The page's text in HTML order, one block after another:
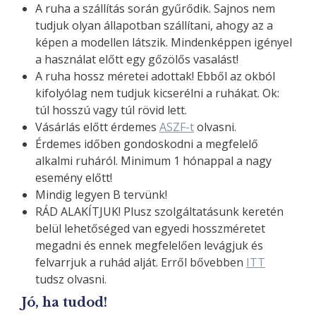
A ruha a szállítás során gyűrődik. Sajnos nem
tudjuk olyan állapotban szállítani, ahogy az a
képen a modellen látszik. Mindenképpen igényel
a használat előtt egy gőzölős vasalást!
A ruha hossz méretei adottak! Ebből az okból
kifolyólag nem tudjuk kicserélni a ruhákat. Ok:
túl hosszú vagy túl rövid lett.
Vásárlás előtt érdemes ASZF-tolvasni.
Érdemes időben gondoskodni a megfelelő
alkalmi ruháról. Minimum 1 hónappal a nagy
esemény előtt!
Mindig legyen B tervünk!
RÁD ALAKÍTJUK! Plusz szolgáltatásunk keretén
belül lehetőséged van egyedi hosszméretet
megadni és ennek megfelelően levágjuk és
felvarrjuk a ruhád alját. Erről bővebben ITT
tudsz olvasni.
Jó, ha tudod!